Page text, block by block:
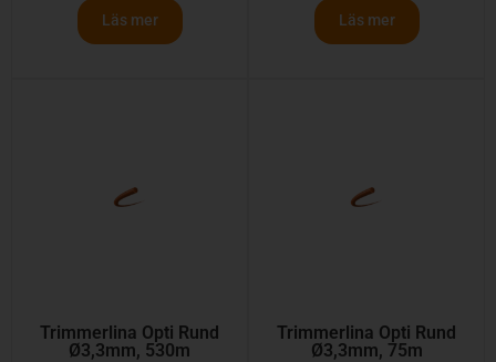
Läs mer Läs mer
Trimmerlina Opti Rund
Ø3,3mm, 530m
Trimmerlina Opti Rund
Ø3,3mm, 75m